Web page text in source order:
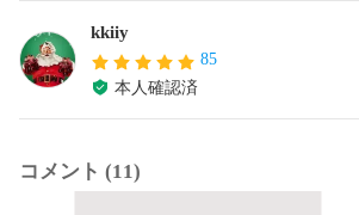
kkiiy
85
本人確認済
コメント (11)